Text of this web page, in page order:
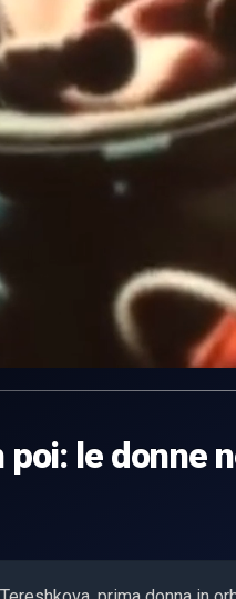
poi: le donne